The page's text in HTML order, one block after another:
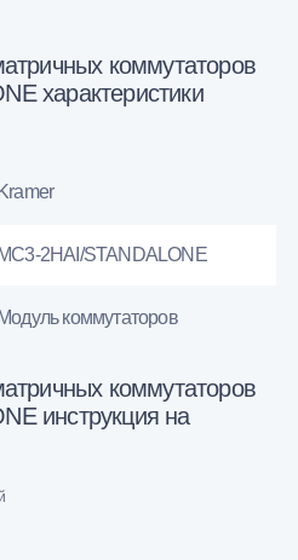
коммутаторов
характеристики
Kramer
MC3-2HAI/STANDALONE
Модуль коммутаторов
коммутаторов
инструкция на